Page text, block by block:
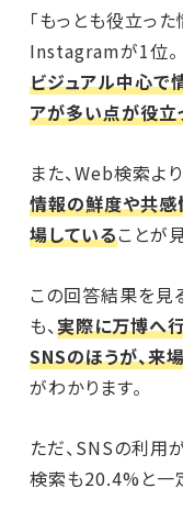
「もっとも役立っ
Instagramが1位。
ビジュアル中心で
アが多い点が役立
また、Web検索よ
情報の鮮度や共感
場していることが
この回答結果を見
も、実際に万博へ
SNSのほうが、来
がわかります。
ただ、SNSの利用
検索も20.4%と一